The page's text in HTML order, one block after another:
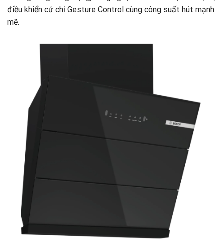
điều khiển cử chỉ Gesture Control cùng công suất hút mạnh
mẽ.